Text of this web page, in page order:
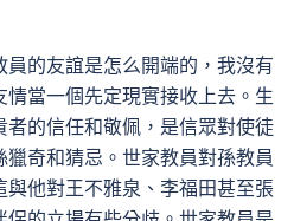
員的友誼是怎么開端的，我沒有
當一個先定現實接收上去。生
的信任和敬佩，是信眾對使徒
奇和猜忌。世家教員對孫教員
他對王不雅泉、李福田甚至張